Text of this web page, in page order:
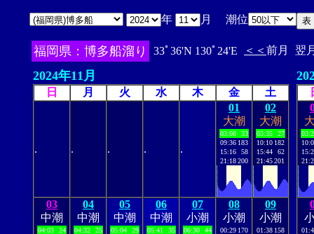
年 月 潮位
福岡県：博多船溜り 33ﾟ36'N 130ﾟ24'E ＜＜ 前月 翌
2024年11月
日 月 火 水 木 金 土
. . . . .
01
大潮
03:08
33
09:36 183
15:16
58
21:18200
02
大潮
03:35
27
10:10 182
15:44
62
21:45201
03
中潮
04:03
24
04
中潮
04:32
25
05
中潮
05:04
29
06
中潮
05:41
35
07
小潮
06:30
44
08
小潮
00:29 170
09
小潮
01:38 158